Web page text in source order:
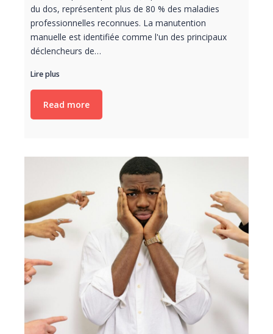
du dos, représentent plus de 80 % des maladies
professionnelles reconnues. La manutention
manuelle est identifiée comme l'un des principaux
déclencheurs de…
Lire plus
Read more